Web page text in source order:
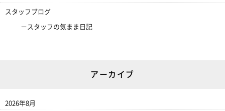
スタッフブログ
スタッフの気まま日記
アーカイブ
2026年8月